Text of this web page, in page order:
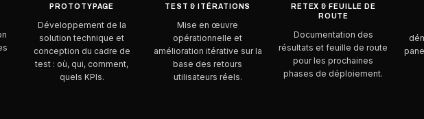
PROTOTYPAGE
Développement de la
solution technique et
conception du cadre de
test : où, qui, comment,
quels KPIs.
TEST & ITÉRATIONS
Mise en œuvre
opérationnelle et
amélioration itérative sur la
base des retours
utilisateurs réels.
RETEX & FEUILLE DE
ROUTE
Documentation des
résultats et feuille de route
pour les prochaines
phases de déploiement.